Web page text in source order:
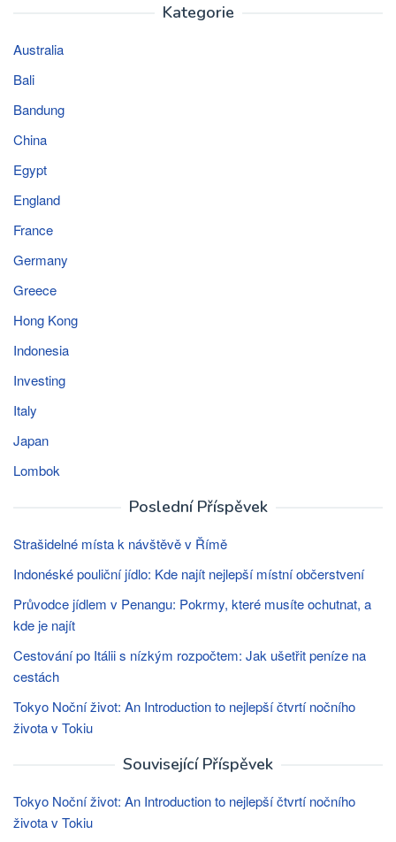
Kategorie
Australia
Bali
Bandung
China
Egypt
England
France
Germany
Greece
Hong Kong
Indonesia
Investing
Italy
Japan
Lombok
Poslední Příspěvek
Strašidelné místa k návštěvě v Římě
Indonéské pouliční jídlo: Kde najít nejlepší místní občerstvení
Průvodce jídlem v Penangu: Pokrmy, které musíte ochutnat, a
kde je najít
Cestování po Itálii s nízkým rozpočtem: Jak ušetřit peníze na
cestách
Tokyo Noční život: An Introduction to nejlepší čtvrtí nočního
života v Tokiu
Související Příspěvek
Tokyo Noční život: An Introduction to nejlepší čtvrtí nočního
života v Tokiu